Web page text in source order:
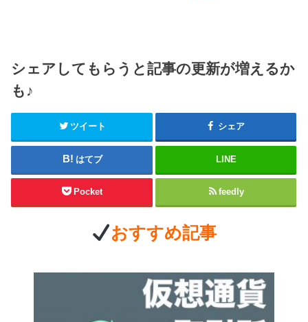
シェアしてもらうと記事の更新が増えるか
も♪
ツイート シェア
はてブ LINE
Pocket feedly
おすすめ記事